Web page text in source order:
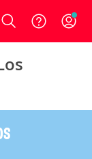
Login